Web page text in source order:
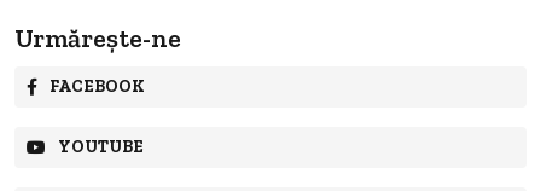
Urmărește-ne
FACEBOOK
YOUTUBE